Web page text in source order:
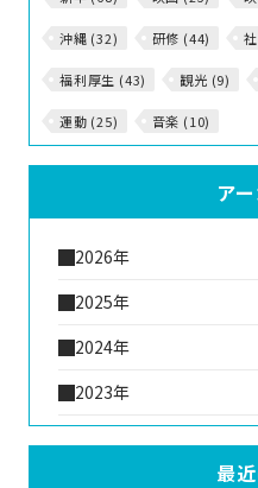
沖縄 (32) 研修 (44)
福利厚生 (43) 観光 (9)
運動 (25) 音楽 (10)
ア
2026年
2025年
2024年
2023年
最